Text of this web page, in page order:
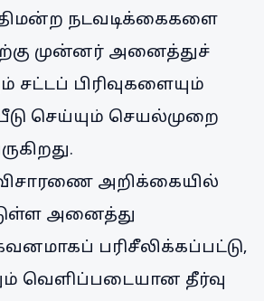
நடவடிக்கைகளை
முன்னர் அனைத்துச்
சட்டப் பிரிவுகளையும்
செய்யும் செயல்முறை
அறிக்கையில்
அனைத்து
பரிசீலிக்கப்பட்டு,
வெளிப்படையான தீர்வு